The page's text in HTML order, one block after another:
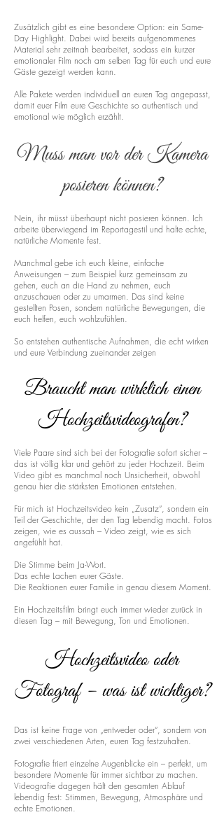
Zusätzlich gibt es eine besondere Option: ein Same-
Day Highlight. Dabei wird bereits aufgenommenes
Material sehr zeitnah bearbeitet, sodass ein kurzer
emotionaler Film noch am selben Tag für euch und eure
Gäste gezeigt werden kann.
Alle Pakete werden individuell an euren Tag angepasst,
damit euer Film eure Geschichte so authentisch und
emotional wie möglich erzählt.
Muss man vor der Kamera
posieren können?
Nein, ihr müsst überhaupt nicht posieren können. Ich
arbeite überwiegend im Reportagestil und halte echte,
natürliche Momente fest.
Manchmal gebe ich euch kleine, einfache
Anweisungen – zum Beispiel kurz gemeinsam zu
gehen, euch an die Hand zu nehmen, euch
anzuschauen oder zu umarmen. Das sind keine
gestellten Posen, sondern natürliche Bewegungen, die
euch helfen, euch wohlzufühlen.
So entstehen authentische Aufnahmen, die echt wirken
und eure Verbindung zueinander zeigen
Braucht man wirklich einen
Hochzeitsvideografen?
Viele Paare sind sich bei der Fotografie sofort sicher –
das ist völlig klar und gehört zu jeder Hochzeit. Beim
Video gibt es manchmal noch Unsicherheit, obwohl
genau hier die stärksten Emotionen entstehen.
Für mich ist Hochzeitsvideo kein „Zusatz“, sondern ein
Teil der Geschichte, der den Tag lebendig macht. Fotos
zeigen, wie es aussah – Video zeigt, wie es sich
angefühlt hat.
Die Stimme beim Ja-Wort.
Das echte Lachen eurer Gäste.
Die Reaktionen eurer Familie in genau diesem Moment.
Ein Hochzeitsfilm bringt euch immer wieder zurück in
diesen Tag – mit Bewegung, Ton und Emotionen.
Hochzeitsvideo oder
Fotograf – was ist wichtiger?
Das ist keine Frage von „entweder oder“, sondern von
zwei verschiedenen Arten, euren Tag festzuhalten.
Fotografie friert einzelne Augenblicke ein – perfekt, um
besondere Momente für immer sichtbar zu machen.
Videografie dagegen hält den gesamten Ablauf
lebendig fest: Stimmen, Bewegung, Atmosphäre und
echte Emotionen.